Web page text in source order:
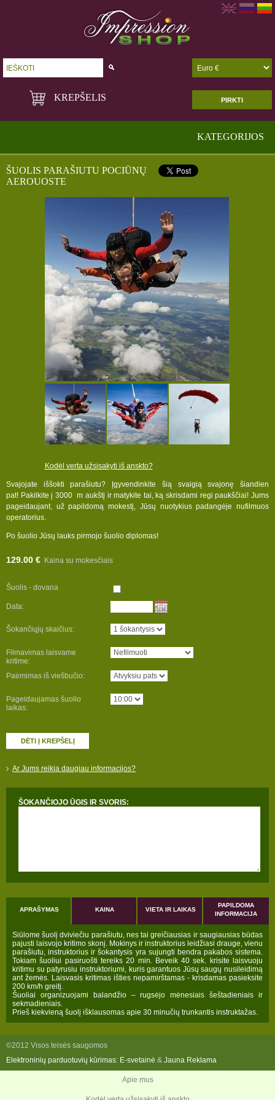
KREPŠELIS PIRKTI
KATEGORIJOS
ŠUOLIS PARAŠIUTU POCIŪNŲ
AEROUOSTE
Kodėl verta užsisakyti iš anskto?
Svajojate iššokti parašiutu? Įgyvendinkite šią svaigią svajonę šiandien
pat! Pakilkite į 3000 m aukštį ir matykite tai, ką skrisdami regi paukščiai! Jums
pageidaujant, už papildomą mokestį, Jūsų nuotykius padangėje nufilmuos
operatorius.
Po šuolio Jūsų lauks pirmojo šuolio diplomas!
129.00 € Kaina su mokesčiais
Šuolis - dovana
Data:
Šokančiųjų skaičius:
Filmavimas laisvame
kritime:
Paėmimas iš viešbučio:
Pageidaujamas šuolio
laikas:
DĖTI Į KREPŠELĮ
Ar Jums reikia daugiau informacijos?
ŠOKANČIOJO ŪGIS IR SVORIS:
APRAŠYMAS KAINA VIETA IR LAIKAS
PAPILDOMA
INFORMACIJA
Siūlome šuolį dviviečiu parašiutu, nes tai greičiausias ir saugiausias būdas
pajusti laisvojo kritimo skonį. Mokinys ir instruktorius leidžiasi drauge, vienu
parašiutu, instruktorius ir šokantysis yra sujungti bendra pakabos sistema.
Tokiam šuoliui pasiruošti tereiks 20 min. Beveik 40 sek. krisite laisvuoju
kritimu su patyrusiu instruktoriumi, kuris garantuos Jūsų saugų nusileidimą
ant žemės. Laisvasis kritimas išties nepamirštamas - krisdamas pasieksite
200 km/h greitį.
Šuoliai organizuojami balandžio – rugsėjo mėnesiais šeštadieniais ir
sekmadieniais.
Prieš kiekvieną šuolį išklausomas apie 30 minučių trunkantis instruktažas.
©2012 Visos teisės saugomos
Elektroninių parduotuvių kūrimas: E-svetainė & Jauna Reklama
Apie mus